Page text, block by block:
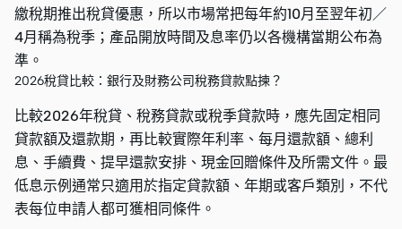
繳稅期推出稅貸優惠，所以市場常把每年約10月至翌年初／
4月稱為稅季；產品開放時間及息率仍以各機構當期公布為
準。
2026稅貸比較：銀行及財務公司稅務貸款點揀？
比較2026年稅貸、稅務貸款或稅季貸款時，應先固定相同
貸款額及還款期，再比較實際年利率、每月還款額、總利
息、手續費、提早還款安排、現金回贈條件及所需文件。最
低息示例通常只適用於指定貸款額、年期或客戶類別，不代
表每位申請人都可獲相同條件。